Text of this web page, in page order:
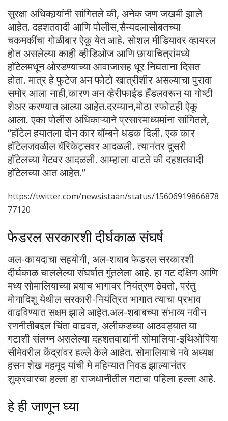
सुरक्षा अधिकार्‍यांनी सांगितले की, अनेक जण जखमी झाले
आहेत. दहशतवादी आणि पोलीस,सैन्यदलासोबतच्या
चकमकींचा गोळीबार ऐकू येत आहे. सोशल मीडियावर व्हायरल
होत असलेल्या काही व्हीडिओज आणि छायाचित्रांमध्ये
हॉटेलमधून ओरडण्याच्या आवाजासह धूर निघताना दिसत
होता. मात्र हे फुटेज अन फोटो खात्रीशीर असल्याचा पुरावा
समोर आला नाही,कारण अन व्हेरीफाईड हँडलवरून या गोष्टी
शेअर करण्यात आल्या आहेत.दरम्यान,मोठा स्फोटही ऐकू
आला. एका पोलीस अधिकाऱ्याने प्रसारमाध्यमांना सांगितले,
“हॉटेल हयातला दोन कार बॉम्बने धडक दिली. एक कार
हॉटेलजवळील बॅरिकेट्सवर आदळली. त्यानंतर दुसरी
हॉटेलच्या गेटवर आदळली. आम्हाला वाटते की दहशतवादी
हॉटेलच्या आत आहेत.”
https://twitter.com/newsistaan/status/15606919866878
77120
फेडरल सरकारशी दीर्घकाळ संघर्ष
अल-कायदाचा सहयोगी, अल-शबाब फेडरल सरकारशी
दीर्घकाळ चाललेल्या संघर्षात गुंतलेला आहे. हा गट दक्षिण आणि
मध्य सोमालियाच्या बर्‍याच भागावर नियंत्रण ठेवतो, परंतु
मोगादिशू येथील सरकारी-नियंत्रित भागात त्याचा प्रभाव
वाढविण्यात सक्षम झाले आहेत.अल-शबाबच्या संभाव्य नवीन
रणनीतीबद्दल चिंता वाढवत, अलीकडच्या आठवड्यात या
गटाशी संलग्न असलेल्या दहशतवाद्यांनी सोमालिया-इथिओपिया
सीमेवरील केंद्रांवर हल्ले केले आहेत. सोमालियाचे नवे अध्यक्ष
हसन शेख महमूद यांची मे महिन्यात निवड झाल्यानंतर
शुक्रवारचा हल्ला हा राजधानीतील गटाचा पहिला हल्ला आहे.
हे ही जाणून घ्या